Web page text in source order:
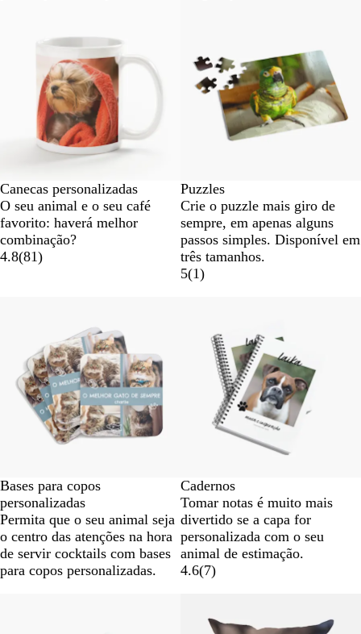
Canecas personalizadas
O seu animal e o seu café
favorito: haverá melhor
combinação?
4.8(81)
Puzzles
Crie o puzzle mais giro de
sempre, em apenas alguns
passos simples. Disponível em
três tamanhos.
5(1)
Bases para copos
personalizadas
Permita que o seu animal seja
o centro das atenções na hora
de servir cocktails com bases
para copos personalizadas.
Cadernos
Tomar notas é muito mais
divertido se a capa for
personalizada com o seu
animal de estimação.
4.6(7)